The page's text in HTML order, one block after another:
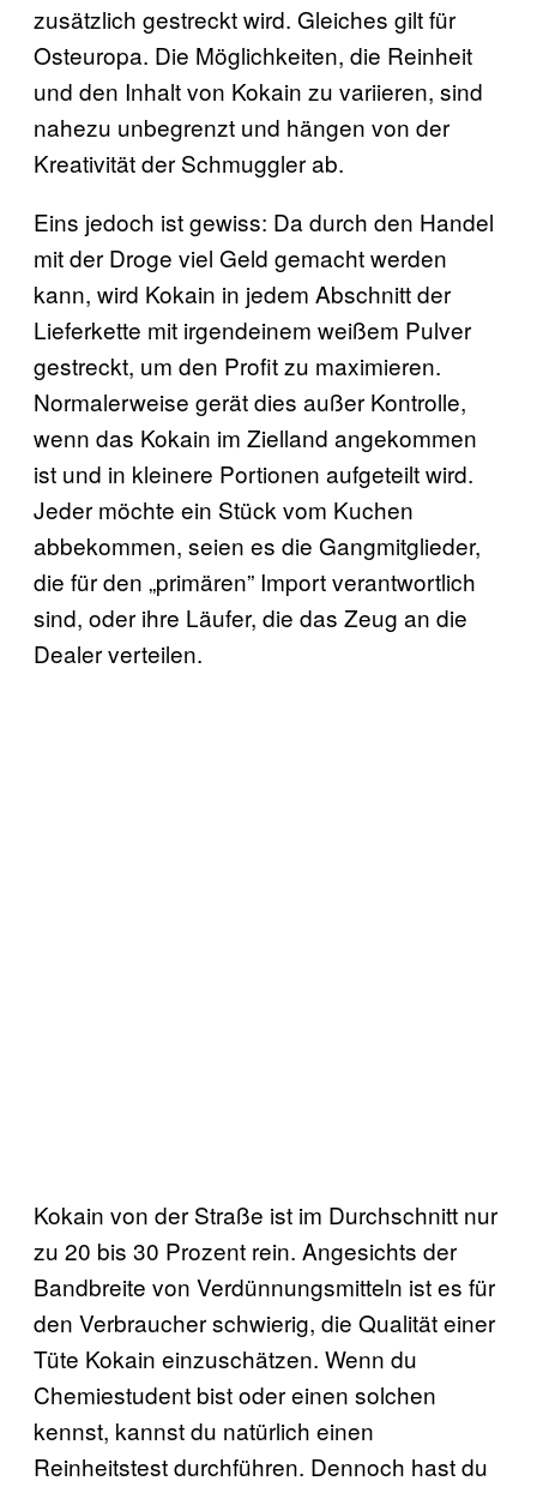
zusätzlich gestreckt wird. Gleiches gilt für
Osteuropa. Die Möglichkeiten, die Reinheit
und den Inhalt von Kokain zu variieren, sind
nahezu unbegrenzt und hängen von der
Kreativität der Schmuggler ab.
Eins jedoch ist gewiss: Da durch den Handel
mit der Droge viel Geld gemacht werden
kann, wird Kokain in jedem Abschnitt der
Lieferkette mit irgendeinem weißem Pulver
gestreckt, um den Profit zu maximieren.
Normalerweise gerät dies außer Kontrolle,
wenn das Kokain im Zielland angekommen
ist und in kleinere Portionen aufgeteilt wird.
Jeder möchte ein Stück vom Kuchen
abbekommen, seien es die Gangmitglieder,
die für den „primären” Import verantwortlich
sind, oder ihre Läufer, die das Zeug an die
Dealer verteilen.
Kokain von der Straße ist im Durchschnitt nur
zu 20 bis 30 Prozent rein. Angesichts der
Bandbreite von Verdünnungsmitteln ist es für
den Verbraucher schwierig, die Qualität einer
Tüte Kokain einzuschätzen. Wenn du
Chemiestudent bist oder einen solchen
kennst, kannst du natürlich einen
Reinheitstest durchführen. Dennoch hast du